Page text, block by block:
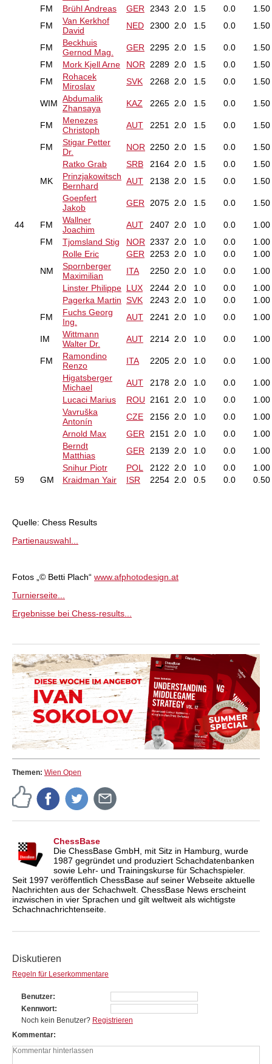
FM
Brühl Andreas GER 2343 2.0 1.5 0.0
1.50
FM
Van Kerkhof
David
NED 2300 2.0 1.5 0.0 1.50
FM
Beckhuis
Gernod Mag.
GER 2295 2.0 1.5 0.0
1.50
FM
Mork Kjell Arne NOR 2289 2.0 1.5 0.0
1.50
FM
Rohacek
Miroslav
SVK 2268 2.0 1.5 0.0 1.50
WIM Abdumalik
Zhansaya
KAZ 2265 2.0 1.5 0.0 1.50
FM
Menezes
Christoph
AUT 2251 2.0 1.5 0.0 1.50
FM
Stigar Petter
Dr.
NOR 2250 2.0 1.5 0.0
1.50
Ratko Grab
SRB 2164 2.0 1.5 0.0
1.50
MK
Prinzjakowitsch
Bernhard
AUT 2138 2.0 1.5 0.0
1.50
Goepfert
Jakob
GER 2075 2.0 1.5 0.0 1.50
44 FM
Wallner
Joachim
AUT 2407 2.0 1.0 0.0
1.00
FM
Tjomsland Stig NOR 2337 2.0 1.0 0.0
1.00
Rolle Eric
GER 2253 2.0 1.0 0.0
1.00
NM
Spornberger
Maximilian
ITA 2250 2.0 1.0 0.0
1.00
Linster Philippe LUX 2244 2.0 1.0 0.0
1.00
Pagerka Martin SVK 2243 2.0 1.0 0.0
1.00
FM
Fuchs Georg
Ing.
AUT 2241 2.0 1.0 0.0 1.00
IM
Wittmann
Walter Dr.
AUT 2214 2.0 1.0 0.0 1.00
FM
Ramondino
Renzo
ITA 2205 2.0 1.0 0.0
1.00
Higatsberger
Michael
AUT 2178 2.0 1.0 0.0
1.00
Lucaci Marius
ROU 2161 2.0 1.0 0.0
1.00
Vavruška
Antonín
CZE 2156 2.0 1.0 0.0
1.00
Arnold Max
GER 2151 2.0 1.0 0.0
1.00
Berndt
Matthias
GER 2139 2.0 1.0 0.0
1.00
Snihur Piotr
POL 2122 2.0 1.0 0.0
1.00
59
GM Kraidman Yair ISR 2254 2.0 0.5 0.0 0.50
Quelle: Chess Results
Partienauswahl...
Fotos „© Betti Plach“ www.afphotodesign.at
Turnierseite...
Ergebnisse bei Chess-results...
Themen: Wien Open
ChessBase
Die ChessBase GmbH, mit Sitz in Hamburg, wurde
1987 gegründet und produziert Schachdatenbanken
sowie Lehr- und Trainingskurse für Schachspieler.
Seit 1997 veröffentlich ChessBase auf seiner Webseite aktuelle
Nachrichten aus der Schachwelt. ChessBase News erscheint
inzwischen in vier Sprachen und gilt weltweit als wichtigste
Schachnachrichtenseite.
Diskutieren
Regeln für Leserkommentare
Benutzer
Kennwort
Noch kein Benutzer? Registrieren
Kommentar